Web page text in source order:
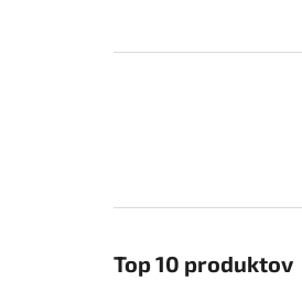
Top 10 produktov